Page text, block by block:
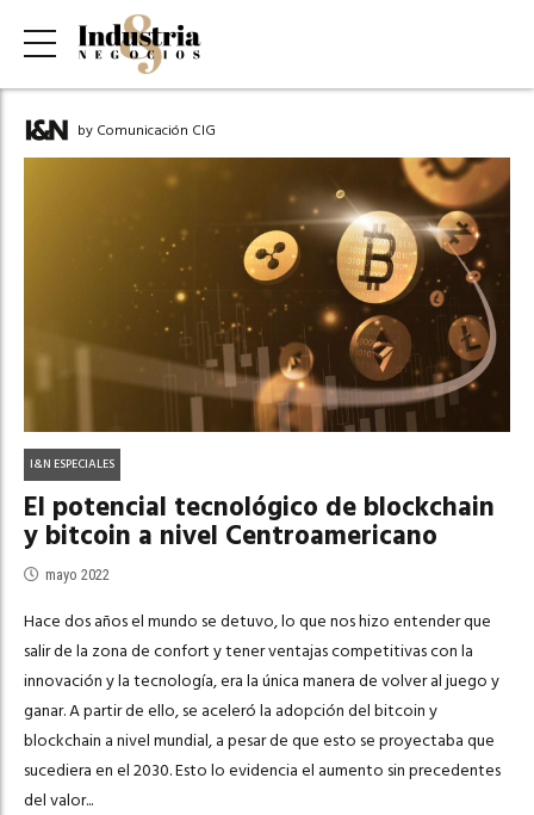
by Comunicación CIG
I&N ESPECIALES
El potencial tecnológico de blockchain
y bitcoin a nivel Centroamericano
mayo 2022
Hace dos años el mundo se detuvo, lo que nos hizo entender que
salir de la zona de confort y tener ventajas competitivas con la
innovación y la tecnología, era la única manera de volver al juego y
ganar. A partir de ello, se aceleró la adopción del bitcoin y
blockchain a nivel mundial, a pesar de que esto se proyectaba que
sucediera en el 2030. Esto lo evidencia el aumento sin precedentes
del valor...